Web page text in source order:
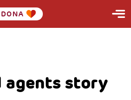
DONA
agents story